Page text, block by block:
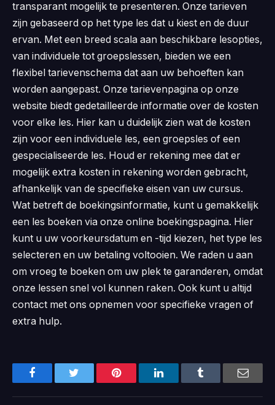
transparant mogelijk te presenteren. Onze tarieven
zijn gebaseerd op het type les dat u kiest en de duur
ervan. Met een breed scala aan beschikbare lesopties,
van individuele tot groepslessen, bieden we een
flexibel tarievenschema dat aan uw behoeften kan
worden aangepast. Onze tarievenpagina op onze
website biedt gedetailleerde informatie over de kosten
voor elke les. Hier kan u duidelijk zien wat de kosten
zijn voor een individuele les, een groepsles of een
gespecialiseerde les. Houd er rekening mee dat er
mogelijk extra kosten in rekening worden gebracht,
afhankelijk van de specifieke eisen van uw cursus.
Wat betreft de boekingsinformatie, kunt u gemakkelijk
een les boeken via onze online boekingspagina. Hier
kunt u uw voorkeursdatum en -tijd kiezen, het type les
selecteren en uw betaling voltooien. We raden u aan
om vroeg te boeken om uw plek te garanderen, omdat
onze lessen snel vol kunnen raken. Ook kunt u altijd
contact met ons opnemen voor specifieke vragen of
extra hulp.
Facebook Pinterest LinkedIn Email